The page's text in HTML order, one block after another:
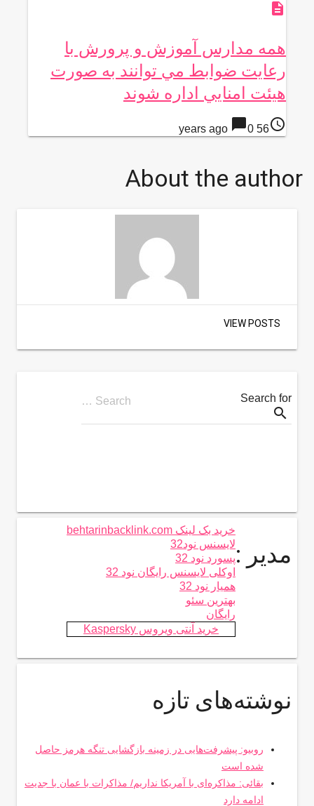
description
همه مدارس آموزش و پرورش با
رعايت ضوابط مي توانند به صورت
هيئت امنايي اداره شوند
access_time
56 years ago
chat_bubble0
About the author
VIEW POSTS
Search for
Search …
search
مدیر :
خرید بک لینک behtarinbacklink.com
لایسنس نود32
پسورد نود 32
اوکلی لایسنس رایگان نود 32
همیار نود 32
بهترین سئو
رایگان
خرید آنتی ویروس Kaspersky
نوشته‌های تازه
روبیو: پیشرفت‌هایی در زمینه بازگشایی تنگه هرمز حاصل
شده است
بقائی: مذاکره‌ای با آمریکا نداریم/ مذاکرات با عمان با جدیت
ادامه دارد